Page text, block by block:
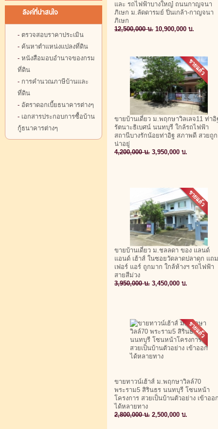
ลิงค์ที่น่าสนใจ
- ตรวจสอบราคาประเมิน
- ค้นหาตำแหน่งแปลงที่ดิน
- หนังสือมอบอำนาจของกรม
ที่ดิน
- การคำนวณภาษีบ้านและ
ที่ดิน
- อัตราดอกเบี้ยธนาคารต่างๆ
- เอกสารประกอบการซื้อบ้าน
กู้ธนาคารต่างๆ
และ รถไฟฟ้าบางใหญ๋ ถนนกาญจนา
ภิเษก ม.ลัดดารมย์ ปิ่นเกล้า-กาญจนา
ภิเษก
12,500,000 บ. 10,900,000 บ.
ขายบ้านเดี่ยว ม.พฤกษาวิลเลจ11 ท่าอิ
รัตนาะธิเบศน์ นนทบุรี ใกล้รถไฟฟ้า
สถานีบางรักน้อยท่าอิฐ สภาพดี สวยถูก
น่าอยู่
4,200,000 บ. 3,950,000 บ.
ขายบ้านเดี่ยว ม.ชลลดา ของ แลนด์
แอนด์ เฮ้าส์ ในซอยวัดลาดปลาดุก แถม
เฟอร์ แอร์ ถูกมาก ใกล้ห้างฯ รถไฟฟ้า
สายสีม่วง
3,950,000 บ. 3,450,000 บ.
ขายทาวน์เฮ้าส์ ม.พฤกษาวิลล์70
พระราม5 สิรินธร นนทบุรี โซนหน้า
โครงการ สวยเป็นบ้านตัวอย่าง เข้าออ
ได้หลายทาง
2,800,000 บ. 2,500,000 บ.